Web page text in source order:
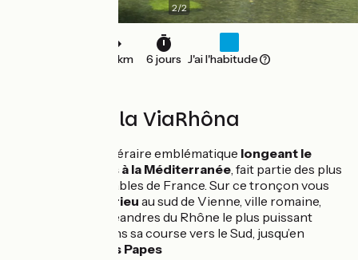
2/2
276 km 6 jours J'ai l'habitude
6 jours sur la ViaRhôna
, itinéraire emblématique longeant le
Rhône des Alpes à la Méditerranée, fait partie des plus
belles pistes cyclables de France. Sur ce tronçon vous
Condrieu au sud de Vienne, ville romaine,
pour suivre les méandres du Rhône le plus puissant
fleuve français dans sa course vers le Sud, jusqu’en
Avignon, cité des Papes